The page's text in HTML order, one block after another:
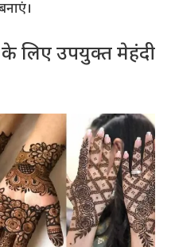
के लिए उपयुक्त मेहंदी